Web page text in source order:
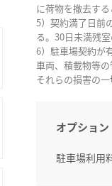
に荷物を撤去する
5）契約満了日前
る。30日未満残
6）駐車場契約が
車両、積載物等
それらの損害の
オプション
駐車場利用